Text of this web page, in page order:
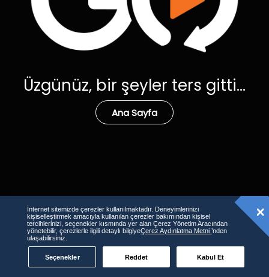
Üzgünüz, bir şeyler ters gitti...
Ana Sayfa
İnternet sitemizde çerezler kullanılmaktadır. Deneyimlerinizi
kişiselleştirmek amacıyla kullanılan çerezler bakımından kişisel
tercihlerinizi, seçenekler kısmında yer alan Çerez Yönetim Aracından
yönetebilir, çerezlerle ilgili detaylı bilgiyeÇerez Aydınlatma Metni’nden
ulaşabilirsiniz.
Seçenekler Reddet Kabul Et